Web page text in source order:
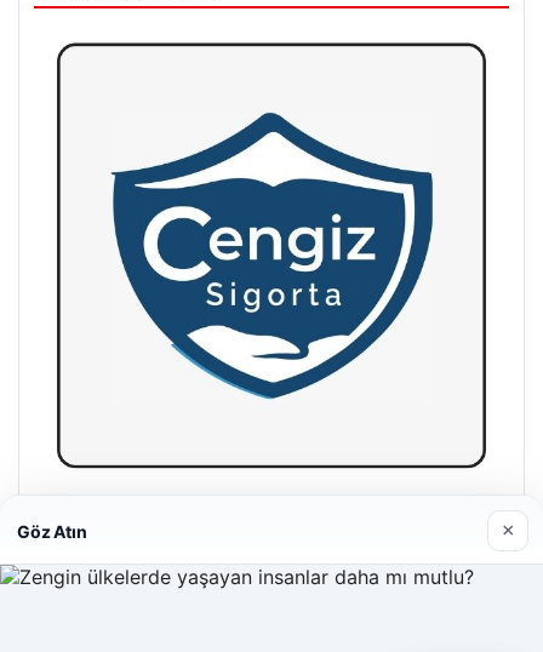
Hastaş Beton
Göz Atın ×